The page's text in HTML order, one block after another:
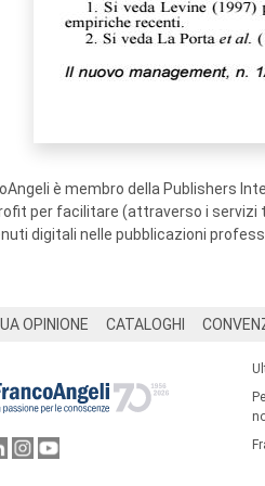
è membro della Publishers
per facilitare (attraverso i servizi
digitali nelle pubblicazioni
OPINIONE CATALOGHI